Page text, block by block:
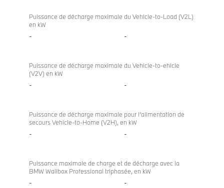
directional
charging
xDrive20i
Puissance de décharge maximale du Vehicle-to-Load (V2L)
en kW
- -
Puissance de décharge maximale du Vehicle-to-ehicle
(V2V) en kW
- -
Puissance de décharge maximale pour l’alimentation de
secours Vehicle-to-Home (V2H), en kW
- -
Puissance maximale de charge et de décharge avec la
BMW Wallbox Professional triphasée, en kW
- -